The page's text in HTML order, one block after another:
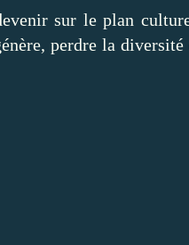
sur le plan
perdre la